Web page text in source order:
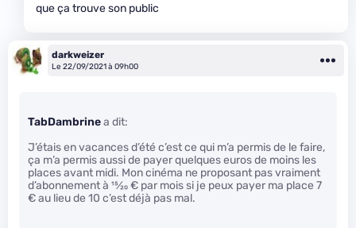
que ça trouve son public
darkweizer
Le 22/09/2021 à 09h00
TabDambrinea dit:
J’étais en vacances d’été c’est ce qui m’a permis de le faire,
ça m’a permis aussi de payer quelques euros de moins les
places avant midi. Mon cinéma ne proposant pas vraiment
d’abonnement à 15⁄20€ par mois si je peux payer ma place 7
€ au lieu de 10 c’est déjà pas mal.